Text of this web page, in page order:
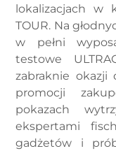
lokalizacjach w
TOUR. Na
w pełni
testowe
zabraknie okazji
promocji
pokazach
ekspertami
gadżetów i